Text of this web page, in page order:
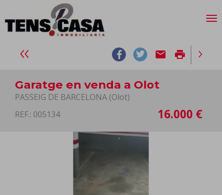
email print
Garatge en venda a Olot
PASSEIG DE BARCELONA (Olot)
REF.: 005134
16.000 €